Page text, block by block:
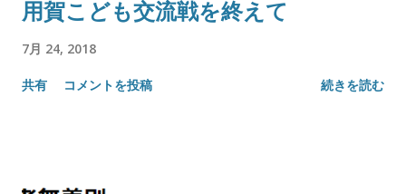
用賀こども交流戦を終えて
7月 24, 2018
共有 コメントを投稿 続きを読む